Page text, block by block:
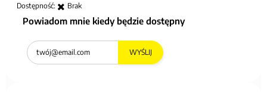
Dostępność: Brak
Powiadom mnie kiedy będzie dostępny
WYŚLIJ